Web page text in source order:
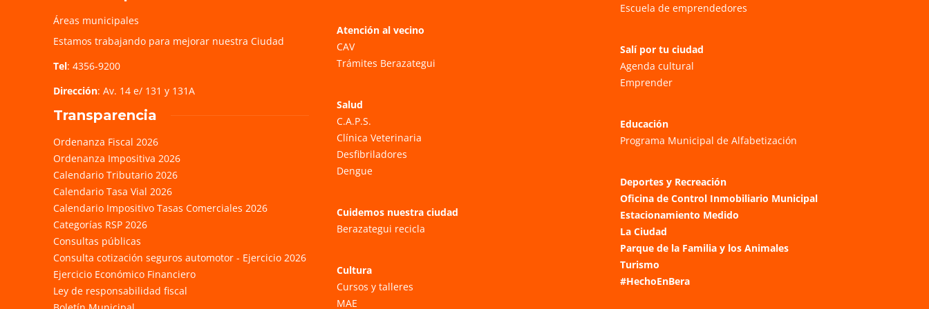
Áreas municipales
Estamos trabajando para mejorar nuestra Ciudad
Tel: 4356-9200
Dirección: Av. 14 e/ 131 y 131A
Transparencia
Ordenanza Fiscal 2026
Ordenanza Impositiva 2026
Calendario Tributario 2026
Calendario Tasa Vial 2026
Calendario Impositivo Tasas Comerciales 2026
Categorías RSP 2026
Consultas públicas
Consulta cotización seguros automotor - Ejercicio 2026
Ejercicio Económico Financiero
Ley de responsabilidad fiscal
Atención al vecino
CAV
Trámites Berazategui
Salud
C.A.P.S.
Clínica Veterinaria
Desfibriladores
Dengue
Cuidemos nuestra ciudad
Berazategui recicla
Cultura
Cursos y talleres
MAE
Escuela de emprendedores
Salí por tu ciudad
Agenda cultural
Emprender
Educación
Programa Municipal de Alfabetización
Deportes y Recreación
Oficina de Control Inmobiliario Municipal
Estacionamiento Medido
La Ciudad
Parque de la Familia y los Animales
Turismo
#HechoEnBera